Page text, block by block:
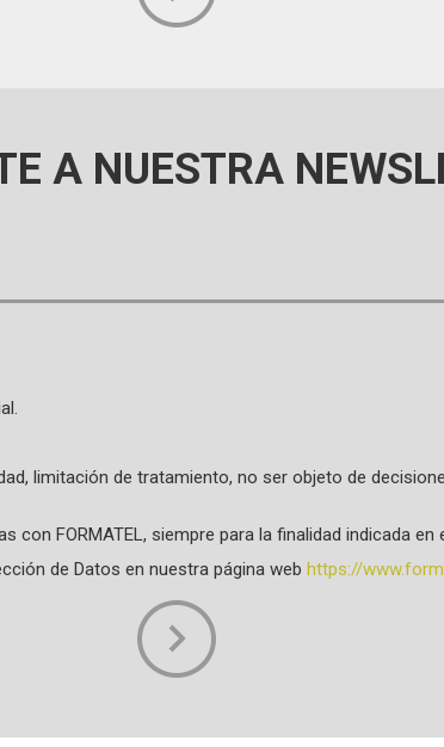
A NUESTRA
limitación de tratamiento, no ser objeto de
FORMATEL, siempre para la finalidad indicada en
de Datos en nuestra página web https://